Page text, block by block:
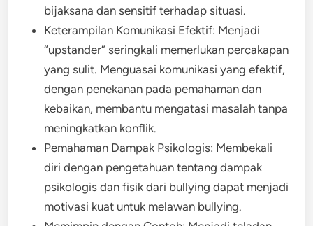
bijaksana dan sensitif terhadap situasi.
Keterampilan Komunikasi Efektif: Menjadi
“upstander” seringkali memerlukan percakapan
yang sulit. Menguasai komunikasi yang efektif,
dengan penekanan pada pemahaman dan
kebaikan, membantu mengatasi masalah tanpa
meningkatkan konflik.
Pemahaman Dampak Psikologis: Membekali
diri dengan pengetahuan tentang dampak
psikologis dan fisik dari bullying dapat menjadi
motivasi kuat untuk melawan bullying.